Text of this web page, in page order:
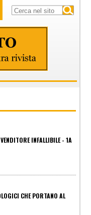
INFALLIBILE - 1A
CHE PORTANO AL